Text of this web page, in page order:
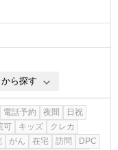
ら探す
電話予約 夜間
日祝
可 キッズ
クレカ
がん 在宅 訪問
DPC